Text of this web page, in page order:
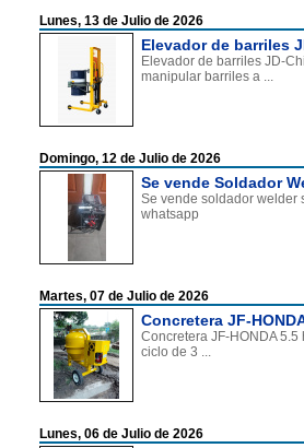
Lunes, 13 de Julio de 2026
Elevador de barriles
Elevador de barriles JD-
manipular barriles a ...
Domingo, 12 de Julio de 2026
Se vende Soldador
Se vende soldador welder
whatsapp
Martes, 07 de Julio de 2026
Concretera JF-
Concretera JF-HONDA
ciclo de 3 ...
Lunes, 06 de Julio de 2026